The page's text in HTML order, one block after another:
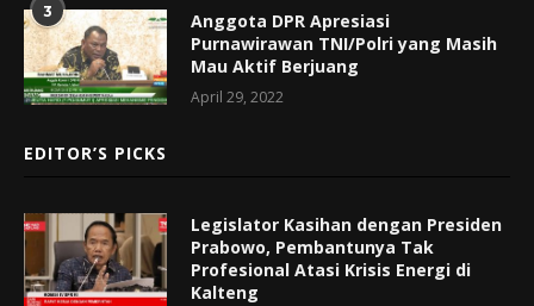
3
Anggota DPR Apresiasi
Purnawirawan TNI/Polri yang Masih
Mau Aktif Berjuang
April 29, 2022
EDITOR’S PICKS
Legislator Kasihan dengan Presiden
Prabowo, Pembantunya Tak
Profesional Atasi Krisis Energi di
Kalteng